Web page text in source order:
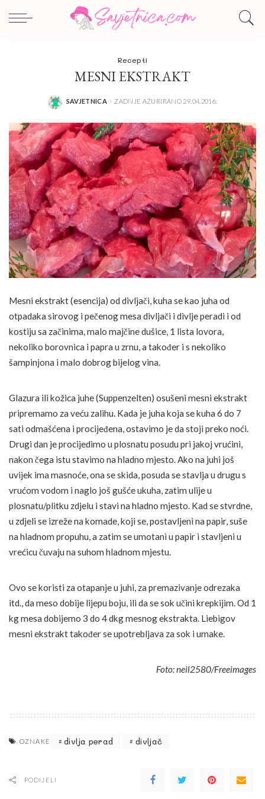
Recepti
MESNI EKSTRAKT
POSTED
SAVJETNICA ZADNJE AŽURIRANO 29.04.2016.
Mesni ekstrakt (esencija) od divljači, kuha se kao juha od
otpadaka sirovog i pečenog mesa divljači i divlje peradi i od
kostiju sa začinima, malo majčine dušice, 1 lista lovora,
nekoliko borovnica i papra u zrnu, a također i s nekoliko
šampinjona i malo dobrog bijelog vina.
Glazura ili kožica juhe (Suppenzelten) osušeni mesni ekstrakt
pripremamo za veću zalihu. Kada je juha koja se kuha 6 do 7
sati odmašćena i procijeđena, ostavimo je da stoji preko noći.
Drugi dan je procijedimo u plosnatu posudu pri jakoj vrućini,
nakon čega istu stavimo na hladno mjesto. Ako na juhi još
uvijek ima masnoće, ona se skida, posuda se stavlja u drugu s
vrućom vodom i naglo još gušće ukuha, zatim ulije u
plosnatu/plitku zdjelu i stavi na hladno mjesto. Kad se stvrdne,
u zdjeli se izreže na komade, koji se, postavljeni na papir, suše
na hladnom propuhu, a zatim se umotani u papir i stavljeni u
vrećicu čuvaju na suhom hladnom mjestu.
Ovo se koristi za otapanje u juhi, za premazivanje odrezaka
itd., da meso dobije lijepu boju, ili da se sok učini krepkijim. Od 1
kg mesa dobijemo 3 do 4 dkg mesnog ekstrakta. Liebigov
mesni ekstrakt također se upotrebljava za sok i umake.
Foto: neil2580/Freeimages
OZNAKE divlja perad divljač
PODIJELI